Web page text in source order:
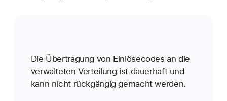
Die Übertragung von Einlösecodes an die
verwalteten Verteilung ist dauerhaft und
kann nicht rückgängig gemacht werden.